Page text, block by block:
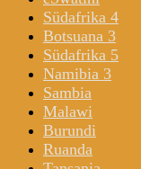
Südafrika 4
Botsuana 3
Südafrika 5
Namibia 3
Sambia
Malawi
Burundi
Ruanda